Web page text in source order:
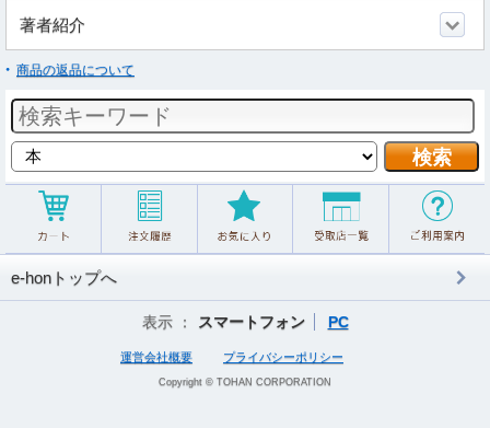
著者紹介
商品の返品について
e-honトップへ
表示 ： スマートフォン PC
運営会社概要 プライバシーポリシー
Copyright © TOHAN CORPORATION